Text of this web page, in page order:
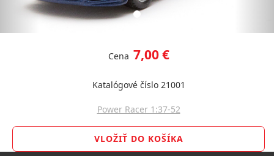
Cena 7,00 €
Katalógové číslo 21001
Power Racer 1:37-52